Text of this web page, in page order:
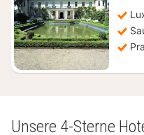
Unsere 4-Sterne